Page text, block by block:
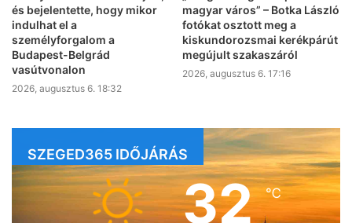
és bejelentette, hogy mikor
indulhat el a
személyforgalom a
Budapest-Belgrád
vasútvonalon
2026, augusztus 6. 18:32
magyar város” – Botka László
fotókat osztott meg a
kiskundorozsmai kerékpárút
megújult szakaszáról
2026, augusztus 6. 17:16
SZEGED365 IDŐJÁRÁS
32℃